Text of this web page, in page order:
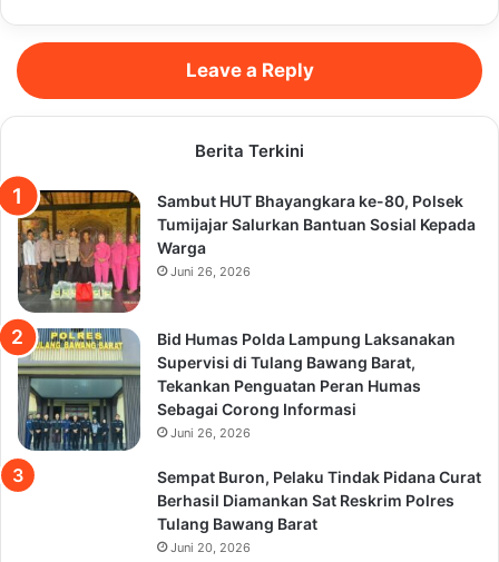
Leave a Reply
Berita Terkini
Sambut HUT Bhayangkara ke-80, Polsek
Tumijajar Salurkan Bantuan Sosial Kepada
Warga
Juni 26, 2026
Bid Humas Polda Lampung Laksanakan
Supervisi di Tulang Bawang Barat,
Tekankan Penguatan Peran Humas
Sebagai Corong Informasi
Juni 26, 2026
Sempat Buron, Pelaku Tindak Pidana Curat
Berhasil Diamankan Sat Reskrim Polres
Tulang Bawang Barat
Juni 20, 2026